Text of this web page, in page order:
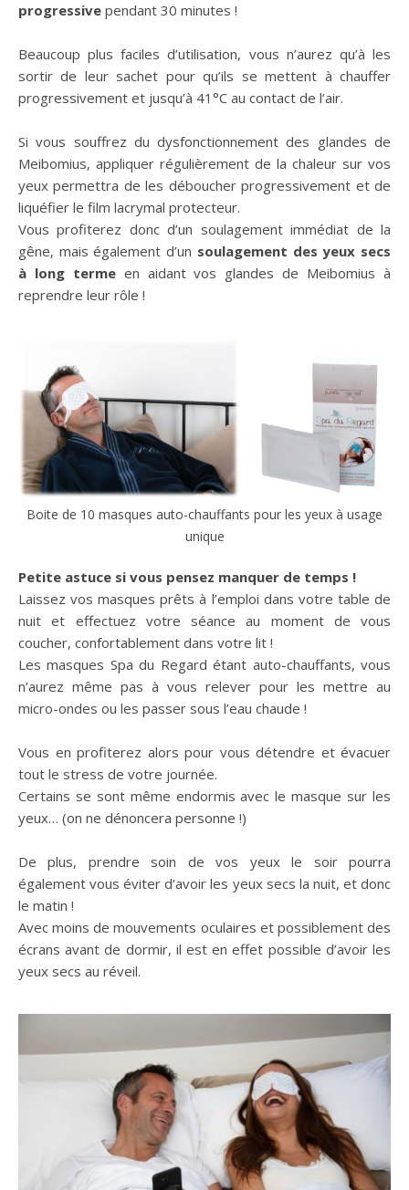
progressive pendant 30 minutes !
Beaucoup plus faciles d’utilisation, vous n’aurez qu’à les
sortir de leur sachet pour qu’ils se mettent à chauffer
progressivement et jusqu’à 41°C au contact de l’air.
Si vous souffrez du dysfonctionnement des glandes de
Meibomius, appliquer régulièrement de la chaleur sur vos
yeux permettra de les déboucher progressivement et de
liquéfier le film lacrymal protecteur.
Vous profiterez donc d’un soulagement immédiat de la
gêne, mais également d’un soulagement des yeux secs
à long termeen aidant vos glandes de Meibomius à
reprendre leur rôle !
Boite de 10 masques auto-chauffants pour les yeux à usage
unique
Petite astuce si vous pensez manquer de temps !
Laissez vos masques prêts à l’emploi dans votre table de
nuit et effectuez votre séance au moment de vous
coucher, confortablement dans votre lit !
Les masques Spa du Regard étant auto-chauffants, vous
n’aurez même pas à vous relever pour les mettre au
micro-ondes ou les passer sous l’eau chaude !
Vous en profiterez alors pour vous détendre et évacuer
tout le stress de votre journée.
Certains se sont même endormis avec le masque sur les
yeux… (on ne dénoncera personne !)
De plus, prendre soin de vos yeux le soir pourra
également vous éviter d’avoir les yeux secs la nuit, et donc
le matin !
Avec moins de mouvements oculaires et possiblement des
écrans avant de dormir, il est en effet possible d’avoir les
yeux secs au réveil.